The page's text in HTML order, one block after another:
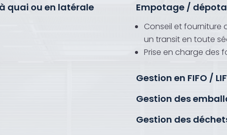
quai ou en latérale
Empotage /
Conseil et fourniture
un transit en toute
Prise en charge des
Gestion en FIFO /
Gestion des
Gestion des